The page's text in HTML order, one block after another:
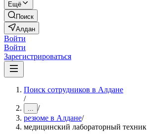
Ещё
Поиск
Алдан
Войти
Войти
Зарегистрироваться
Поиск сотрудников в Алдане
/
... /
резюме в Алдане/
медицинский лабораторный техник